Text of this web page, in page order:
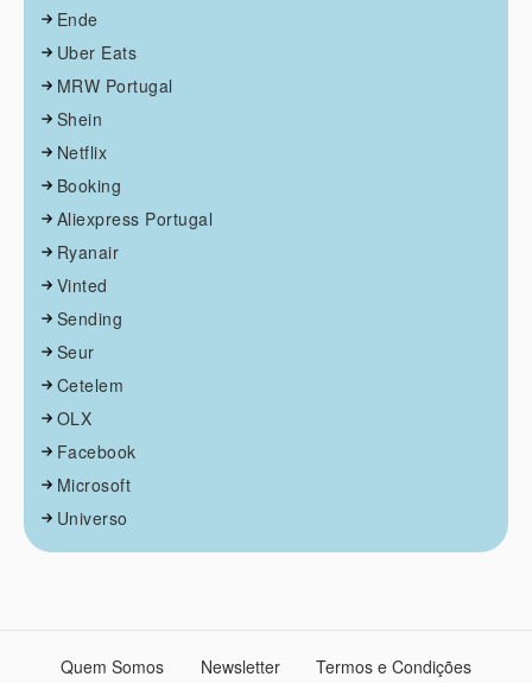
Ende
Uber Eats
MRW Portugal
Shein
Netflix
Booking
Aliexpress Portugal
Ryanair
Vinted
Sending
Seur
Cetelem
OLX
Facebook
Microsoft
Universo
Quem Somos Newsletter
Termos e Condições